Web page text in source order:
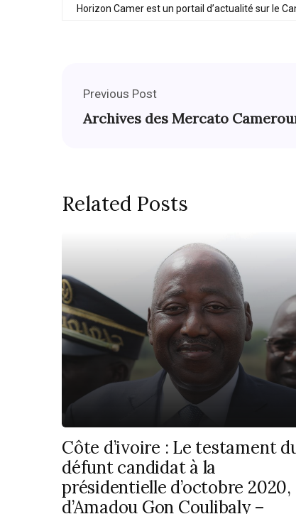
Horizon Camer est un portail d’actualité sur le
Previous Post
Archives des Mercato
Related Posts
Côte d’ivoire : Le testament
défunt candidat à la
présidentielle d’octobre 2020,
d’Amadou Gon Coulibaly –